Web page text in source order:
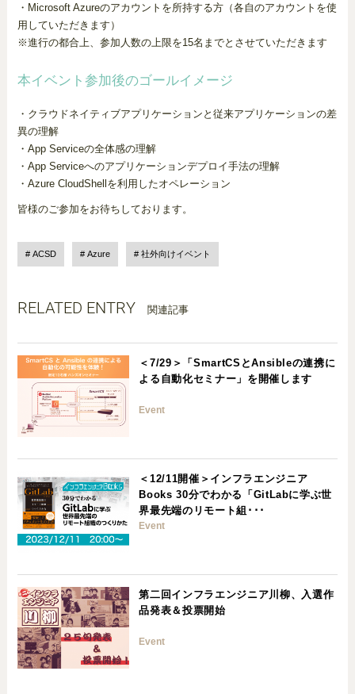
・Microsoft Azureのアカウントを所持する方（各自のアカウントを使
用していただきます）
※進行の都合上、参加人数の上限を15名までとさせていただきます
本イベント参加後のゴールイメージ
・クラウドネイティブアプリケーションと従来アプリケーションの差
異の理解
・App Serviceの全体感の理解
・App Serviceへのアプリケーションデプロイ手法の理解
・Azure CloudShellを利用したオペレーション
皆様のご参加をお待ちしております。
ACSD Azure 社外向けイベント
RELATED ENTRY 関連記事
＜7/29＞「SmartCSとAnsibleの連携に
よる自動化セミナー」を開催します
Event
＜12/11開催＞インフラエンジニア
Books 30分でわかる「GitLabに学ぶ世
界最先端のリモート組･･･
Event
第二回インフラエンジニア川柳、入選作
品発表＆投票開始
Event